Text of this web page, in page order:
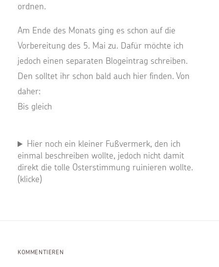
ordnen.
Am Ende des Monats ging es schon auf die
Vorbereitung des 5. Mai zu. Dafür möchte ich
jedoch einen separaten Blogeintrag schreiben.
Den solltet ihr schon bald auch hier finden. Von
daher:
Bis gleich
Hier noch ein kleiner Fußvermerk, den ich
einmal beschreiben wollte, jedoch nicht damit
direkt die tolle Osterstimmung ruinieren wollte.
(klicke)
KOMMENTIEREN